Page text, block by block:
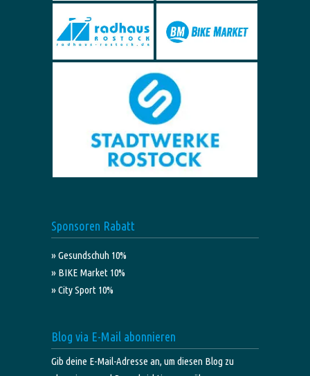
Sponsoren Rabatt
» Gesundschuh 10%
» BIKE Market 10%
» City Sport 10%
Blog via E-Mail abonnieren
Gib deine E-Mail-Adresse an, um diesen Blog zu